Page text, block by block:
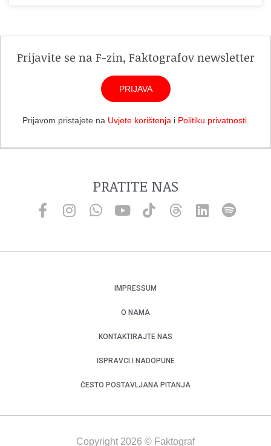
Prijavite se na F-zin, Faktografov newsletter
PRIJAVA
Prijavom pristajete na Uvjete korištenja i Politiku privatnosti.
PRATITE NAS
IMPRESSUM
O NAMA
KONTAKTIRAJTE NAS
ISPRAVCI I NADOPUNE
ČESTO POSTAVLJANA PITANJA
Copyright 2026 © Faktograf